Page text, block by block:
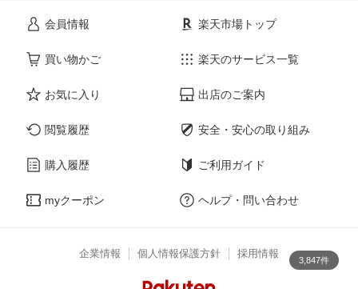
会員情報
買い物かご
お気に入り
閲覧履歴
購入履歴
myクーポン
楽天市場トップ
楽天のサービス一覧
出店のご案内
安全・安心の取り組み
ご利用ガイド
ヘルプ・問い合わせ
企業情報 個人情報保護方針 採用情報
3,847件